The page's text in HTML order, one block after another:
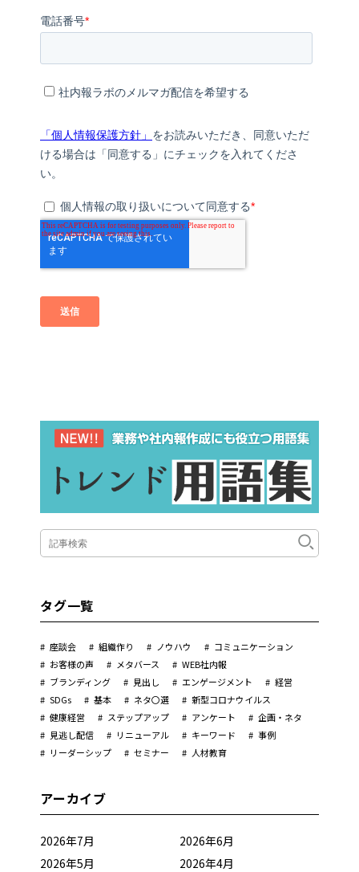
タグ一覧
座談会 組織作り ノウハウ
コミュニケーション
お客様の声
メタバース
WEB社内報
ブランディング
見出し エンゲージメント
経営
SDGs
基本 ネタ〇選
新型コロナウイルス
健康経営
ステップアップ アンケート
企画・ネタ
見逃し配信
リニューアル キーワード
事例
リーダーシップ
セミナー 人材教育
アーカイブ
2026年7月
2026年6月
2026年5月
2026年4月